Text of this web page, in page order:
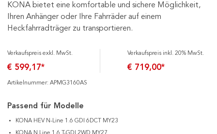
KONA bietet eine komfortable und sichere Möglichkeit,
Ihren Anhänger oder Ihre Fahrräder auf einem
Heckfahrradträger zu transportieren.
Verkaufspreis exkl. MwSt.
€ 599,17*
Verkaufspreis inkl. 20% MwSt.
€ 719,00*
Artikelnummer: APMG3160AS
Passend für Modelle
KONA HEV N-Line 1.6 GDI 6DCT MY23